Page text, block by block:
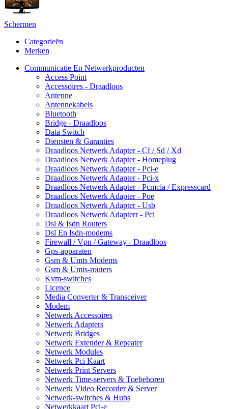
Schermen
Categorieën
Merken
Communicatie En Netwerkproducten
Access Point
Accessoires - Draadloos
Antenne
Antennekabels
Bluetooth
Bridge - Draadloos
Data Switch
Diensten & Garanties
Draadloos Netwerk Adapter - Cf / Sd / Xd
Draadloos Netwerk Adapter - Homeplug
Draadloos Netwerk Adapter - Pci-e
Draadloos Netwerk Adapter - Pci-x
Draadloos Netwerk Adapter - Pcmcia / Expresscard
Draadloos Netwerk Adapter - Poe
Draadloos Netwerk Adapter - Usb
Draadloos Netwerk Adapterr - Pci
Dsl & Isdn Routers
Dsl En Isdn-modems
Firewall / Vpn / Gateway - Draadloos
Gps-apparaten
Gsm & Umts Modems
Gsm & Umts-routers
Kvm-switches
Licence
Media Converter & Transceiver
Modem
Netwerk Accessoires
Netwerk Adapters
Netwerk Bridges
Netwerk Extender & Repeater
Netwerk Modules
Netwerk Pci Kaart
Netwerk Print Servers
Netwerk Time-servers & Toebehoren
Netwerk Video Recorder & Server
Netwerk-switches & Hubs
Netwerkkaart Pci-e